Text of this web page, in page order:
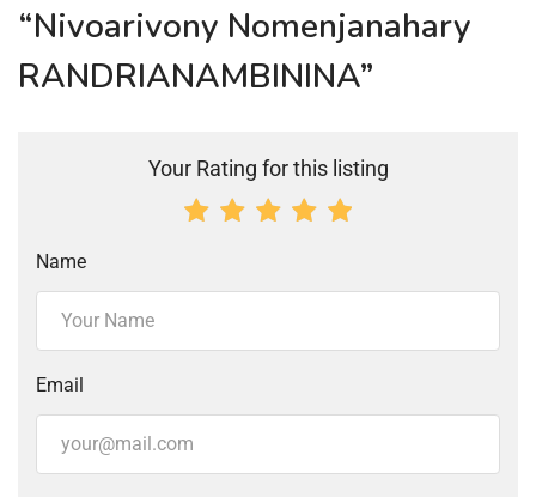
“Nivoarivony Nomenjanahary
RANDRIANAMBININA”
Your Rating for this listing
Name
Email